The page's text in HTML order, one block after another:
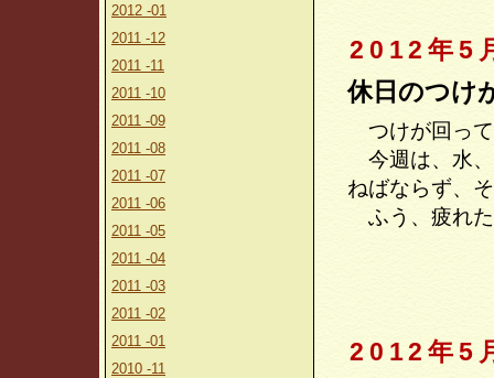
2012 -01
2011 -12
2011 -11
2011 -10
2011 -09
2011 -08
2011 -07
2011 -06
2011 -05
2011 -04
2011 -03
2011 -02
2011 -01
2010 -11
2012年5
休日のつけ
つけが回っ
今週は、水、
ねばならず、
ふう、疲れ
2012年5